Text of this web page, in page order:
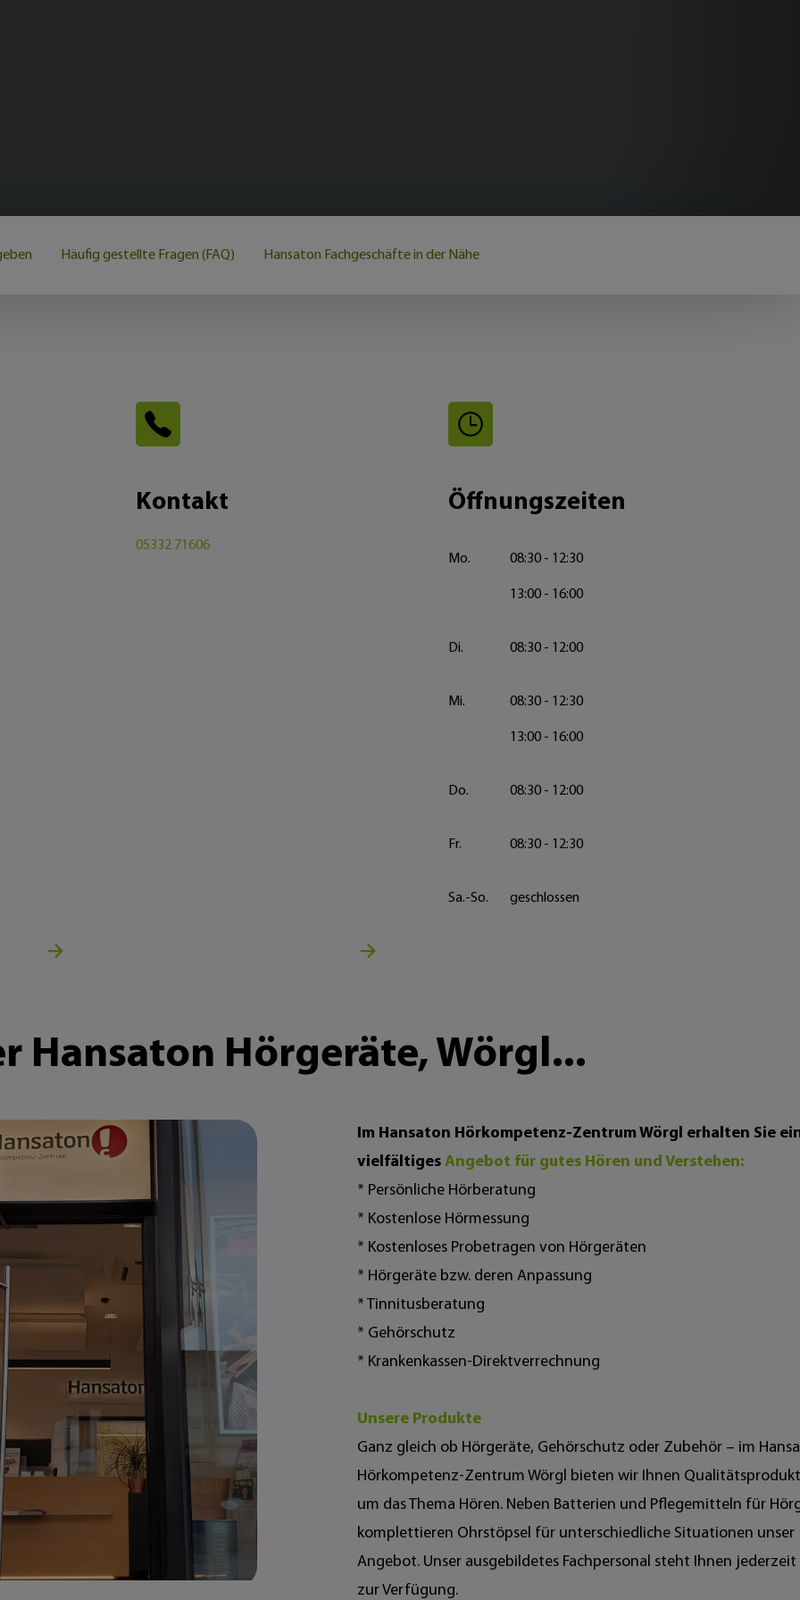
Häufig gestellte Fragen (FAQ) Hansaton Fachgeschäfte in der Nähe
Kontakt
05332 71606
Öffnungszeiten
Mo. 08:30 - 12:30
13:00 - 16:00
Di. 08:30 - 12:00
Mi. 08:30 - 12:30
13:00 - 16:00
Do. 08:30 - 12:00
Fr. 08:30 - 12:30
Sa.-So. geschlossen
Hansaton Hörgeräte, Wörgl...
Im Hansaton Hörkompetenz-Zentrum Wörgl erhalten Sie
vielfältiges Angebot für gutes Hören und Verstehen:
* Persönliche Hörberatung
* Kostenlose Hörmessung
* Kostenloses Probetragen von Hörgeräten
* Hörgeräte bzw. deren Anpassung
* Tinnitusberatung
* Gehörschutz
* Krankenkassen-Direktverrechnung
Unsere Produkte
Ganz gleich ob Hörgeräte, Gehörschutz oder Zubehör – im
Hörkompetenz-Zentrum Wörgl bieten wir Ihnen
um das Thema Hören. Neben Batterien und Pflegemitteln für
komplettieren Ohrstöpsel für unterschiedliche Situationen unser
Angebot. Unser ausgebildetes Fachpersonal steht Ihnen jederzeit
zur Verfügung.